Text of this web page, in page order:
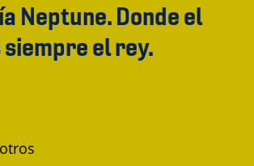
Neptune. Donde el
el rey.